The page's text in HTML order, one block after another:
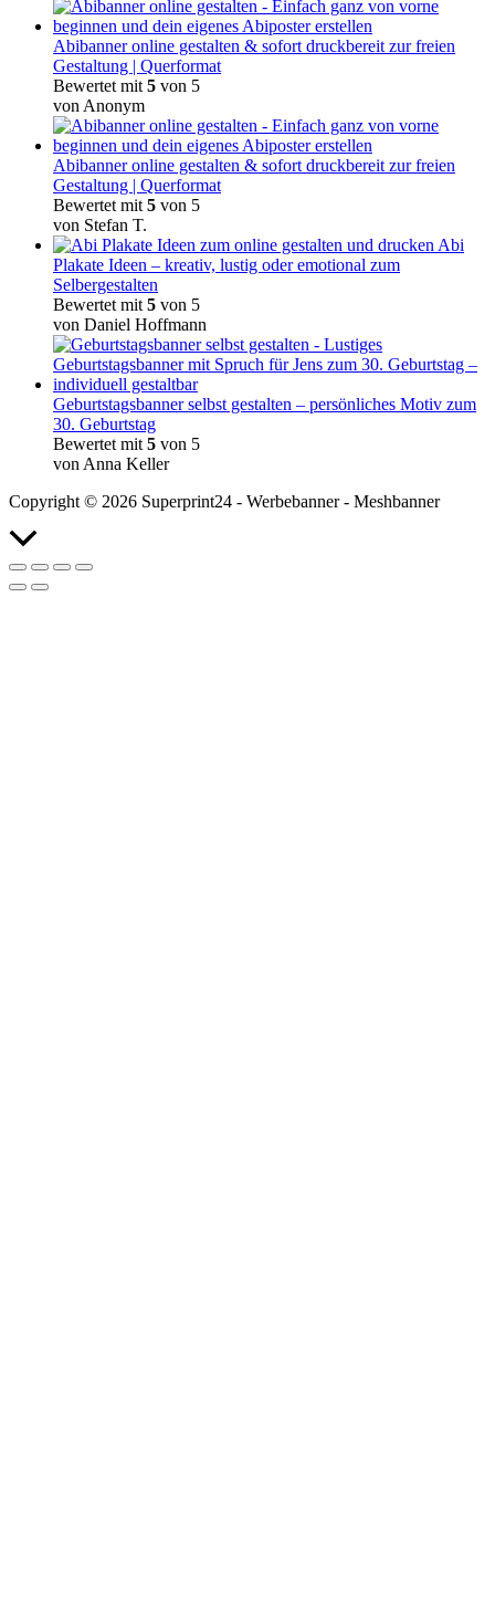
Abibanner online gestalten & sofort druckbereit zur freien
Gestaltung | Querformat
Bewertet mit 5 von 5
von Anonym
Abibanner online gestalten & sofort druckbereit zur freien
Gestaltung | Querformat
Bewertet mit 5 von 5
von Stefan T.
Abi
Plakate Ideen – kreativ, lustig oder emotional zum
Selbergestalten
Bewertet mit 5 von 5
von Daniel Hoffmann
Geburtstagsbanner selbst gestalten – persönliches Motiv zum
30. Geburtstag
Bewertet mit 5 von 5
von Anna Keller
Copyright © 2026 Superprint24 - Werbebanner - Meshbanner